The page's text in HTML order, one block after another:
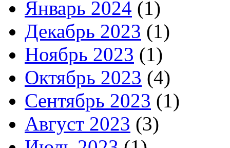
Январь 2024 (1)
Декабрь 2023 (1)
Ноябрь 2023 (1)
Октябрь 2023 (4)
Сентябрь 2023 (1)
Август 2023 (3)